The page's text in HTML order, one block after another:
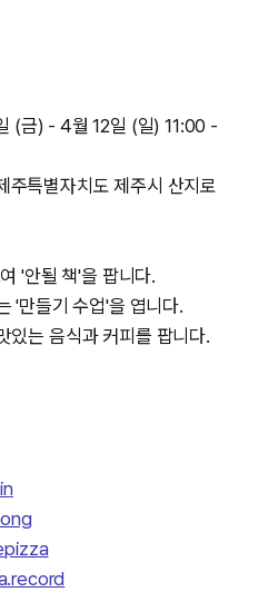
(금) - 4월 12일 (일) 11:00 -
주특별자치도 제주시 산지로
'안될 책'을 팝니다.
'만들기 수업'을 엽니다.
있는 음식과 커피를 팝니다.